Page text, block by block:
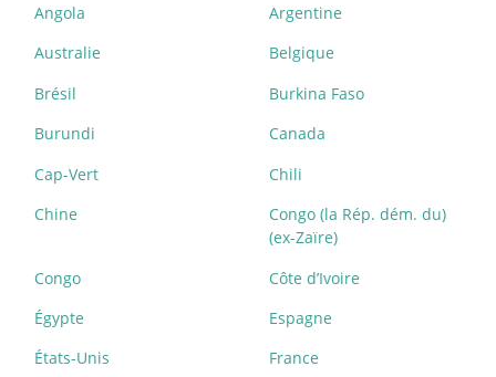
Angola
Argentine
Australie
Belgique
Brésil
Burkina Faso
Burundi
Canada
Cap-Vert
Chili
Chine
Congo (la Rép. dém. du)
(ex-Zaïre)
Congo
Côte d’Ivoire
Égypte
Espagne
États-Unis
France